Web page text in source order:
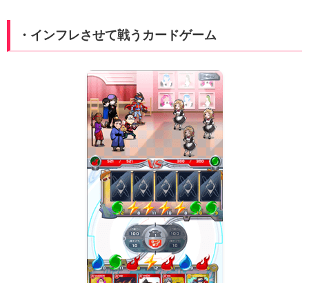
・インフレさせて戦うカードゲーム